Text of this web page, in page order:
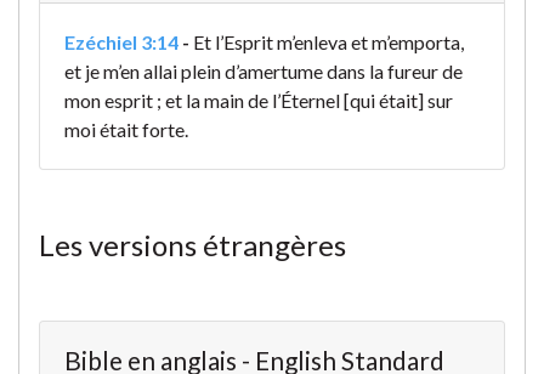
Ezéchiel 3:14 - Et l’Esprit m’enleva et m’emporta,
et je m’en allai plein d’amertume dans la fureur de
mon esprit ; et la main de l’Éternel [qui était] sur
moi était forte.
Les versions étrangères
Bible en anglais - English Standard